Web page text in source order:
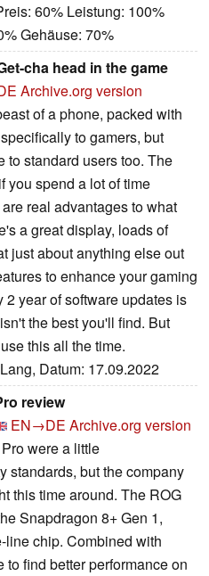
60% Leistung: 100%
Gehäuse: 70%
cha head in the game
Archive.org version
of a phone, packed with
to gamers, but
to standard users too. The
you spend a lot of time
real advantages to what
a great display, loads of
just about anything else out
to enhance your gaming
year of software updates is
the best you'll find. But
this all the time.
Datum: 17.09.2022
review
EN→DE Archive.org version
were a little
standards, but the company
this time around. The ROG
Snapdragon 8+ Gen 1,
line chip. Combined with
to find better performance on